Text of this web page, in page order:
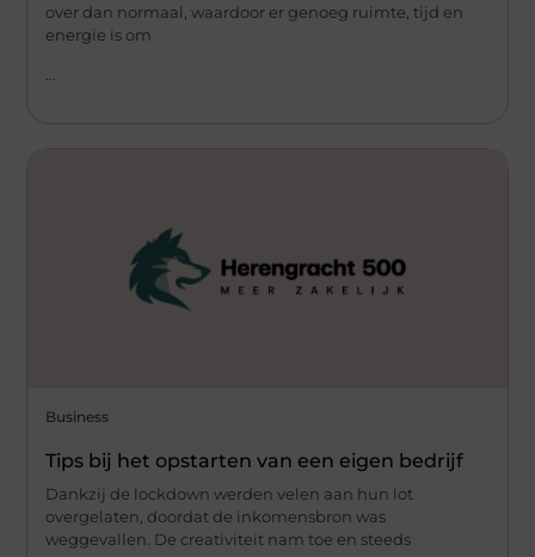
over dan normaal, waardoor er genoeg ruimte, tijd en
energie is om
...
Business
Tips bij het opstarten van een eigen bedrijf
Dankzij de lockdown werden velen aan hun lot
overgelaten, doordat de inkomensbron was
weggevallen. De creativiteit nam toe en steeds